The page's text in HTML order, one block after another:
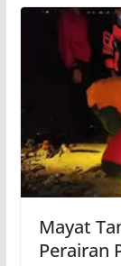
Mayat
Perairan